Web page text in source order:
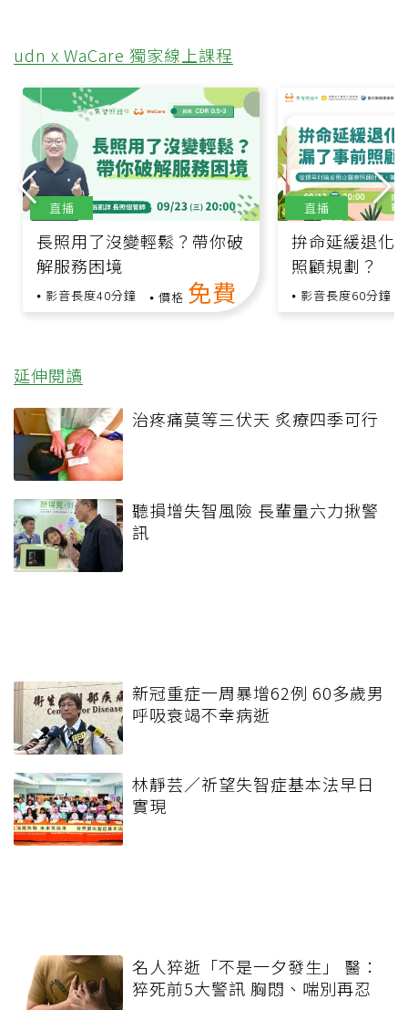
udn x WaCare 獨家線上課程
長照用了沒變輕鬆？帶你破
解服務困境
影音長度40分鐘 價格 免費
直播
拚命延緩退化
照顧規劃？
影音長度60分鐘
直播
延伸閱讀
治疼痛莫等三伏天 炙療四季可行
聽損增失智風險 長輩量六力揪警
訊
新冠重症一周暴增62例 60多歲男
呼吸衰竭不幸病逝
林靜芸／祈望失智症基本法早日
實現
名人猝逝「不是一夕發生」 醫：
猝死前5大警訊 胸悶、喘別再忍